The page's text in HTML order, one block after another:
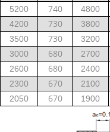
5200 740 4800
4200 730 3800
3500 730 3200
3000 680 2700
2600 680 2400
2300 670 2100
2050 670 1900